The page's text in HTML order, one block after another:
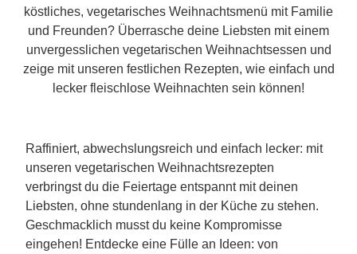
köstliches, vegetarisches Weihnachtsmenü mit Familie
und Freunden? Überrasche deine Liebsten mit einem
unvergesslichen vegetarischen Weihnachtsessen und
zeige mit unseren festlichen Rezepten, wie einfach und
lecker fleischlose Weihnachten sein können!
Raffiniert, abwechslungsreich und einfach lecker: mit
unseren vegetarischen Weihnachtsrezepten
verbringst du die Feiertage entspannt mit deinen
Liebsten, ohne stundenlang in der Küche zu stehen.
Geschmacklich musst du keine Kompromisse
eingehen! Entdecke eine Fülle an Ideen: von